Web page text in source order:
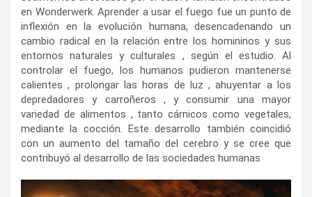
en Wonderwerk. Aprender a usar el fuego fue un punto de
inflexión en la evolución humana, desencadenando un
cambio radical en la relación entre los homininos y sus
entornos naturales y culturales , según el estudio. Al
controlar el fuego, los humanos pudieron mantenerse
calientes , prolongar las horas de luz , ahuyentar a los
depredadores y carroñeros , y consumir una mayor
variedad de alimentos , tanto cárnicos como vegetales,
mediante la cocción. Este desarrollo también coincidió
con un aumento del tamaño del cerebro y se cree que
contribuyó al desarrollo de las sociedades humanas